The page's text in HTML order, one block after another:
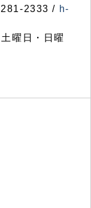
2333 / h-
曜日・日曜